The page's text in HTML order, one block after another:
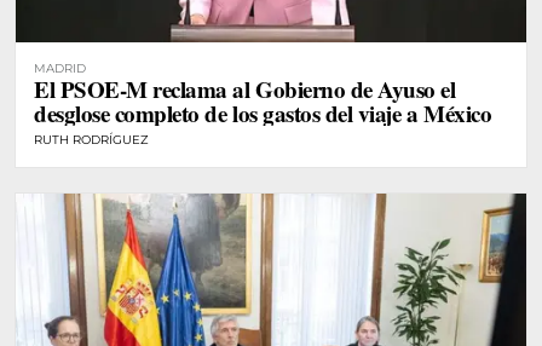
MADRID
El PSOE-M reclama al Gobierno de Ayuso el
desglose completo de los gastos del viaje a México
RUTH RODRÍGUEZ